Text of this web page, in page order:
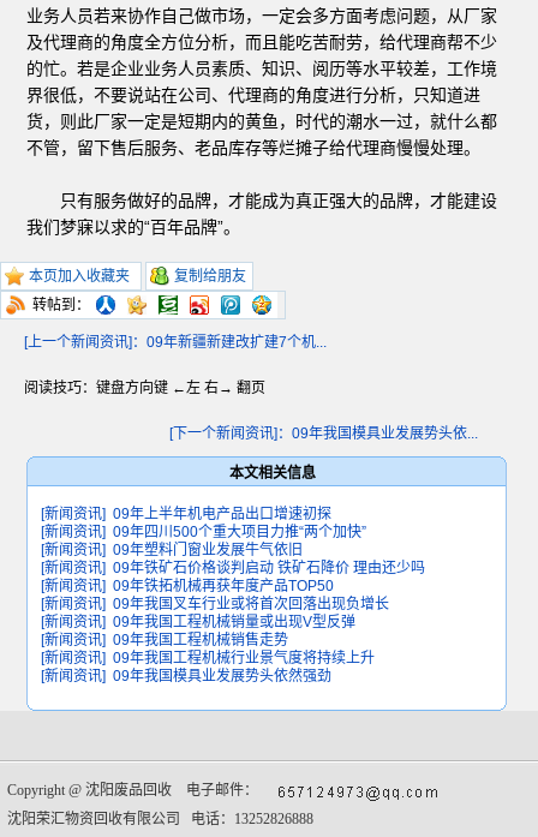
业务人员若来协作自己做市场，一定会多方面考虑问题，从厂家
及代理商的角度全方位分析，而且能吃苦耐劳，给代理商帮不少
的忙。若是企业业务人员素质、知识、阅历等水平较差，工作境
界很低，不要说站在公司、代理商的角度进行分析，只知道进
货，则此厂家一定是短期内的黄鱼，时代的潮水一过，就什么都
不管，留下售后服务、老品库存等烂摊子给代理商慢慢处理。
只有服务做好的品牌，才能成为真正强大的品牌，才能建设
我们梦寐以求的“百年品牌”。
本页加入收藏夹
复制给朋友
转帖到：
[上一个新闻资讯]：09年新疆新建改扩建7个机...
阅读技巧：键盘方向键 ←左 右→ 翻页
[下一个新闻资讯]：09年我国模具业发展势头依...
本文相关信息
[新闻资讯] 09年上半年机电产品出口增速初探
[新闻资讯] 09年四川500个重大项目力推“两个加快”
[新闻资讯] 09年塑料门窗业发展牛气依旧
[新闻资讯] 09年铁矿石价格谈判启动 铁矿石降价 理由还少吗
[新闻资讯] 09年铁拓机械再获年度产品TOP50
[新闻资讯] 09年我国叉车行业或将首次回落出现负增长
[新闻资讯] 09年我国工程机械销量或出现V型反弹
[新闻资讯] 09年我国工程机械销售走势
[新闻资讯] 09年我国工程机械行业景气度将持续上升
[新闻资讯] 09年我国模具业发展势头依然强劲
Copyright @ 沈阳废品回收 电子邮件：
沈阳荣汇物资回收有限公司 电话：13252826888